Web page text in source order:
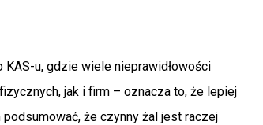
u, gdzie wiele nieprawidłowości
jak i firm – oznacza to, że lepiej
że czynny żal jest raczej